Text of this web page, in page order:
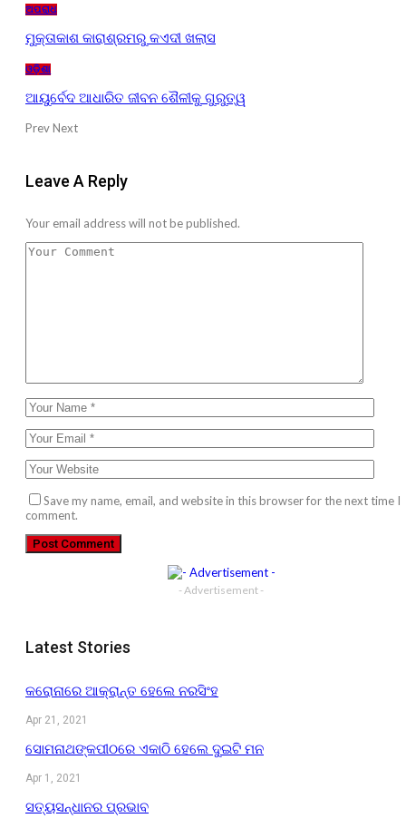
ଅପରାଧ
ମୁକ୍ତାକାଶ କାରାଶ୍ରମରୁ କଏଦୀ ଖଲାସ
ଓଡ଼ିଶା
ଆୟୁର୍ବେଦ ଆଧାରିତ ଜୀବନ ଶୈଳୀକୁ ଗୁରୁତ୍ୱ
PrevNext
Leave A Reply
Your email address will not be published.
Save my name, email, and website in this browser for the next time I
comment.
- Advertisement -
Latest Stories
କରୋନାରେ ଆକ୍ରାନ୍ତ ହେଲେ ନରସିଂହ
Apr 21, 2021
ସୋମନାଥଙ୍କପୀଠରେ ଏକାଠି ହେଲେ ଦୁଇଟି ମନ
Apr 1, 2021
ସତ୍ୟସନ୍ଧାନର ପ୍ରଭାବ